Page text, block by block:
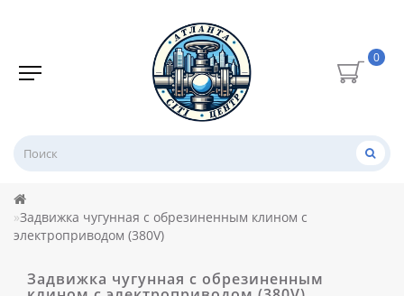
0
Задвижка чугунная с обрезиненным клином с
электроприводом (380V)
Задвижка чугунная с обрезиненным